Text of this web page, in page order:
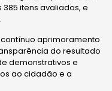
itens avaliados, e
contínuo aprimoramento
do resultado
demonstrativos e
ao cidadão e a